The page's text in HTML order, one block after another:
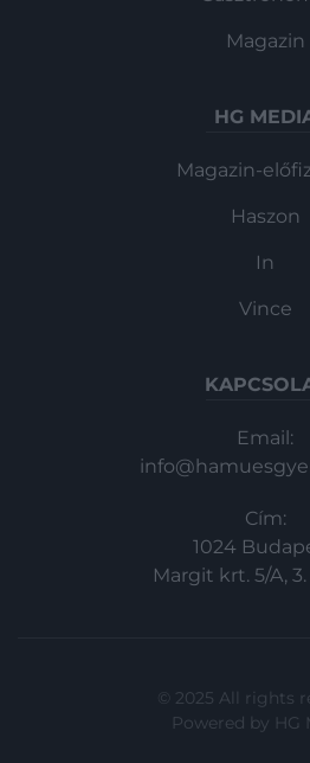
Magazin
HG
Magazin-
Haszon
In
Vince
Email:
Cím:
1024
Margit krt. 5/A, 3.
© 2025 All rights
Powered by HG